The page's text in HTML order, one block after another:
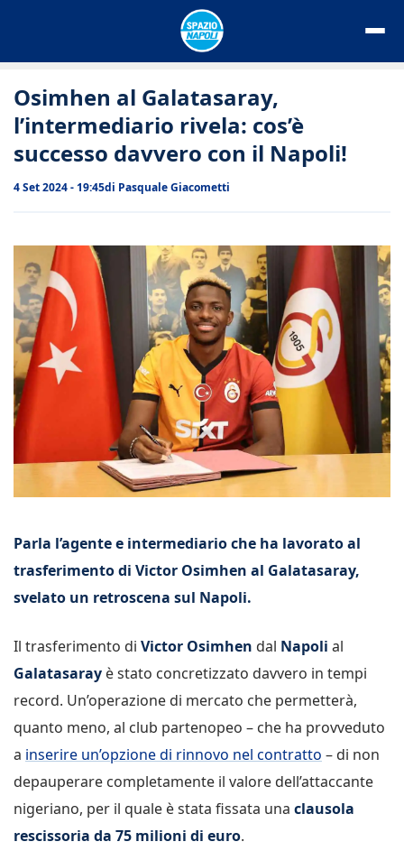
Osimhen al Galatasaray,
l’intermediario rivela: cos’è
successo davvero con il Napoli!
4 Set 2024 - 19:45di Pasquale Giacometti
Parla l’agente e intermediario che ha lavorato al
trasferimento di Victor Osimhen al Galatasaray,
svelato un retroscena sul Napoli.
Il trasferimento di Victor Osimhen dal Napoli al
Galatasaray è stato concretizzato davvero in tempi
record. Un’operazione di mercato che permetterà,
quanto meno, al club partenopeo – che ha provveduto
a inserire un’opzione di rinnovo nel contratto – di non
depauperare completamente il valore dell’attaccante
nigeriano, per il quale è stata fissata una clausola
rescissoria da 75 milioni di euro.